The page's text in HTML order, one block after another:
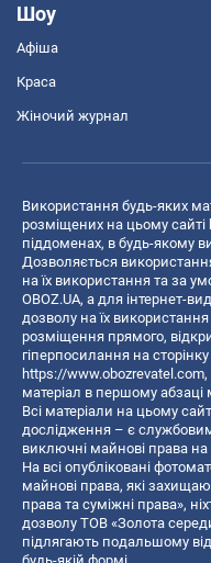
Шоу
Афіша
Краса
Жіночий журнал
Використання будь-яких
розміщених на цьому сайті
піддоменах, в будь-якому
Дозволяється
на їх використання та за
OBOZ.UA, а для інтернет-
дозволу на їх
розміщення прямого,
гіперпосилання на
https://www.obozrevatel.com
матеріал в першому абзаці
Всі матеріали на цьому
дослідження – є
виключні майнові права
На всі опубліковані
майнові права, які
права та суміжні права»,
дозволу ТОВ «Золота
підлягають подальшому